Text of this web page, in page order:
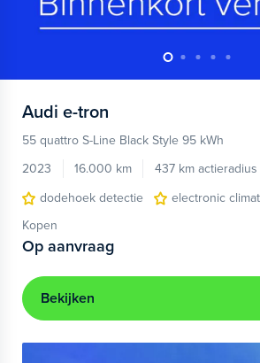
Audi e-tron
55 quattro S-Line Black Style 95 kWh
2023
16.000 km 437 km actieradius
dodehoek detectie
electronic
Kopen
Op aanvraag
Bekijken